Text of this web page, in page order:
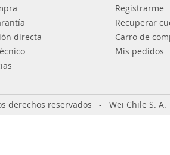
directa
Registrarme
Recuperar
Carro de
Mis pedidos
derechos reservados - Wei Chile S. A.